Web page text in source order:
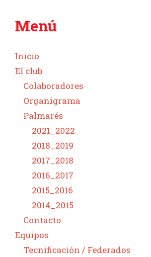
Menú
Inicio
El club
Colaboradores
Organigrama
Palmarés
2021_2022
2018_2019
2017_2018
2016_2017
2015_2016
2014_2015
Contacto
Equipos
Tecnificación / Federados